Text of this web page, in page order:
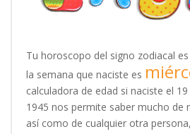
Tu horoscopo del signo zodiacal es
la semana que naciste es
calculadora de edad si naciste el
1945 nos permite saber mucho de
así como de cualquier otra